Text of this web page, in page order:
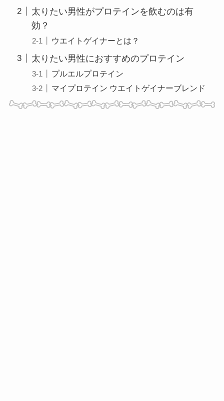
太りたい男性がプロテインを飲むのは有
効？
ウエイトゲイナーとは？
太りたい男性におすすめのプロテイン
プルエルプロテイン
マイプロテイン ウエイトゲイナーブレンド